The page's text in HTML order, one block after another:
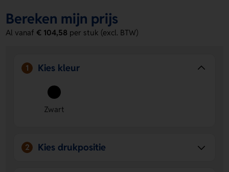
oplaadbare cassette heb je tot 18 uur speeltijd. De Motorola
TWS MOTO Active Noise Cancelling Buds S zijn bovendien te
personaliseren op de bovenzijde met een logo, naam of
Voordelen van de Motorola TWS MOTO
Active Noise Cancelling Buds S
Minder afleiding door noise cancelling
ruisonderdrukking filtert storend omgevingsgeluid weg
eenvoudig een logo, naam of eigen ontwerp laten
aanbrengen.
Bereken mijn prijs
Al vanaf€ 104,58 per stuk (excl. BTW)
1 Kies kleur
Zwart
2 Kies drukpositie